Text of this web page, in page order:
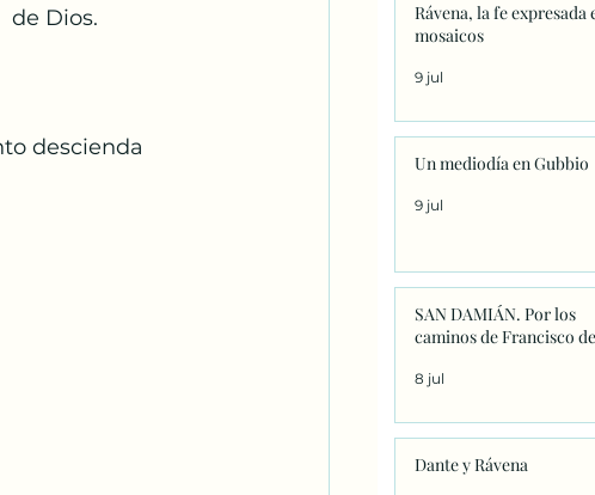
de Dios.
descienda
Rávena, la fe expresada
mosaicos
9 jul
Un mediodía en Gubbio
9 jul
SAN DAMIÁN. Por los
caminos de Francisco
8 jul
Dante y Rávena